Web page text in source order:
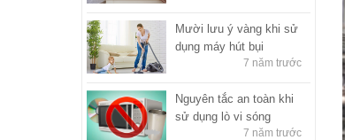
Mười lưu ý vàng khi sử
dụng máy hút bụi
7 năm trước
Nguyên tắc an toàn khi
sử dụng lò vi sóng
7 năm trước